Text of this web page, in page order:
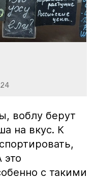
воблу берут
на вкус. К
это
с такими